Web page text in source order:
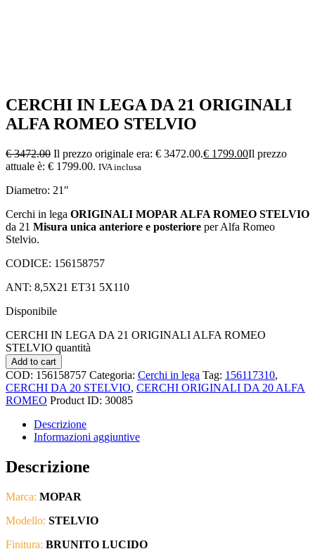
CERCHI IN LEGA DA 21 ORIGINALI
ALFA ROMEO STELVIO
€3472.00 Il prezzo originale era: € 3472.00.€ 1799.00Il prezzo
attuale è: € 1799.00. IVA inclusa
Diametro: 21″
Cerchi in lega ORIGINALI MOPAR ALFA ROMEO STELVIO
da 21 Misura unica anteriore e posteriore per Alfa Romeo
Stelvio.
CODICE: 156158757
ANT: 8,5X21 ET31 5X110
Disponibile
CERCHI IN LEGA DA 21 ORIGINALI ALFA ROMEO
STELVIO quantità
Add to cart
COD: 156158757 Categoria: Cerchi in lega Tag: 156117310,
CERCHI DA 20 STELVIO, CERCHI ORIGINALI DA 20 ALFA
ROMEO Product ID: 30085
Descrizione
Informazioni aggiuntive
Descrizione
Marca: MOPAR
Modello: STELVIO
Finitura: BRUNITO LUCIDO